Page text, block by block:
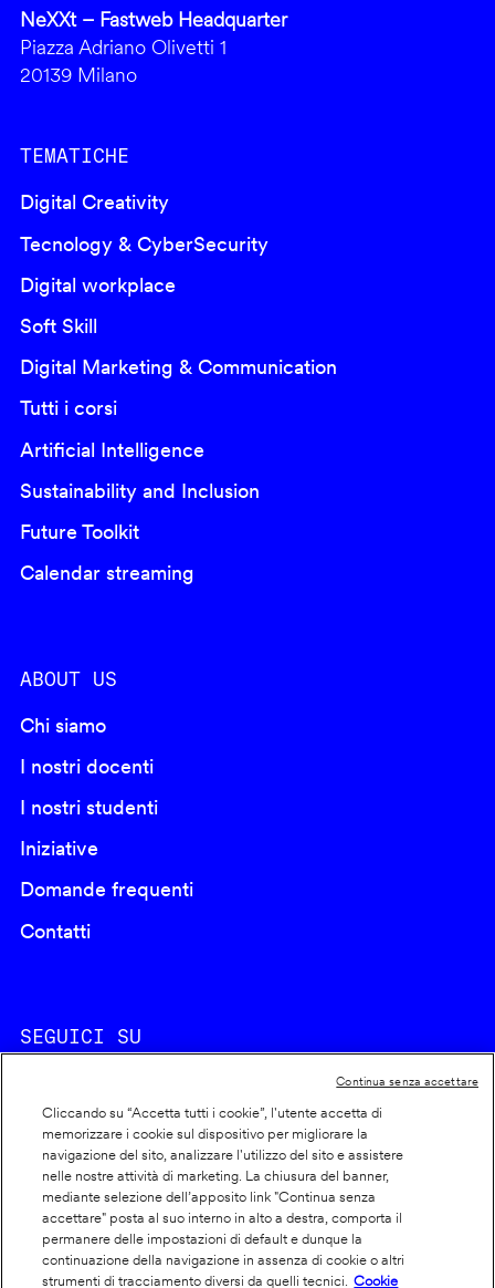
NeXXt – Fastweb Headquarter
Piazza Adriano Olivetti 1
20139 Milano
TEMATICHE
Digital Creativity
Tecnology & CyberSecurity
Digital workplace
Soft Skill
Digital Marketing & Communication
Tutti i corsi
Artificial Intelligence
Sustainability and Inclusion
Future Toolkit
Calendar streaming
ABOUT US
Chi siamo
I nostri docenti
I nostri studenti
Iniziative
Domande frequenti
Contatti
SEGUICI SU
Footer
info
Cookie policy
Dichiarazione di accessibilità
Privacy
Cliccando su “Accetta tutti i cookie”, l'utente accetta di
memorizzare i cookie sul dispositivo per migliorare la
navigazione del sito, analizzare l'utilizzo del sito e assistere
nelle nostre attività di marketing. La chiusura del banner,
mediante selezione dell’apposito link "Continua senza
accettare" posta al suo interno in alto a destra, comporta il
permanere delle impostazioni di default e dunque la
continuazione della navigazione in assenza di cookie o altri
strumenti di tracciamento diversi da quelli tecnici.
Cookie
Continua senza accettare